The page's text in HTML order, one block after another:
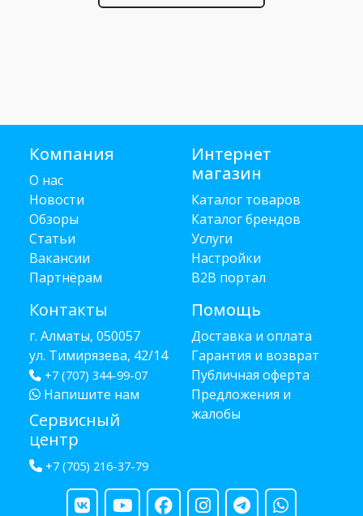
Компания
О нас
Новости
Обзоры
Статьи
Вакансии
Партнёрам
Контакты
г. Алматы, 050057
ул. Тимирязева, 42/14
+7 (707) 344-99-07
Напишите нам
Сервисный
центр
+7 (705) 216-37-79
Интернет
магазин
Каталог товаров
Каталог брендов
Услуги
Настройки
B2B портал
Помощь
Доставка и оплата
Гарантия и возврат
Публичная оферта
Предложения и
жалобы